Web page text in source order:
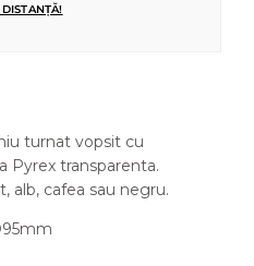
turnat vopsit cu
Pyrex transparenta.
alb, cafea sau negru.